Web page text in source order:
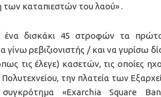
των καταπιεστών του λαού» .
δισκάκι 45 στροφών τα
γίνω ρεβιζιονιστής / και να γυρίσω
τις έλεγε) κασετών, τις οποίες
την πλατεία των
«Exarchia Square